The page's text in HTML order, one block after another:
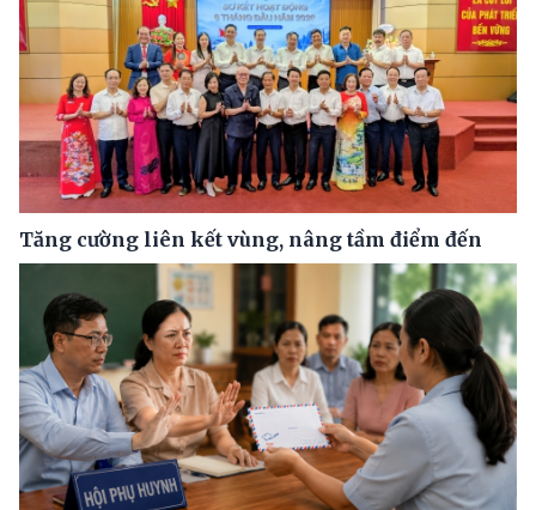
Tăng cường liên kết vùng, nâng tầm điểm đến